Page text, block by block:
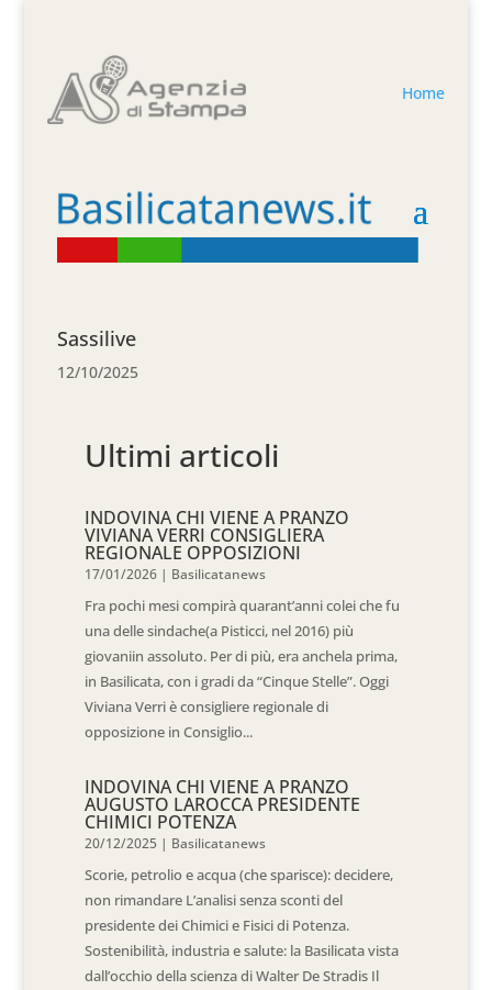
Home
Sassilive
12/10/2025
Ultimi articoli
INDOVINA CHI VIENE A PRANZO
VIVIANA VERRI CONSIGLIERA
REGIONALE OPPOSIZIONI
17/01/2026 | Basilicatanews
Fra pochi mesi compirà quarant’anni colei che fu
una delle sindache(a Pisticci, nel 2016) più
giovaniin assoluto. Per di più, era anchela prima,
in Basilicata, con i gradi da “Cinque Stelle”. Oggi
Viviana Verri è consigliere regionale di
opposizione in Consiglio...
INDOVINA CHI VIENE A PRANZO
AUGUSTO LAROCCA PRESIDENTE
CHIMICI POTENZA
20/12/2025 | Basilicatanews
Scorie, petrolio e acqua (che sparisce): decidere,
non rimandare L’analisi senza sconti del
presidente dei Chimici e Fisici di Potenza.
Sostenibilità, industria e salute: la Basilicata vista
dall’occhio della scienza di Walter De Stradis Il